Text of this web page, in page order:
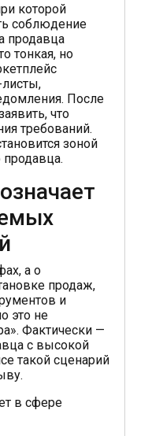
которой
соблюдение
продавца
тонкая, но
После
что
требований.
зоной
продавца.
а о
продаж,
и
это не
Фактически —
с высокой
такой сценарий
в сфере